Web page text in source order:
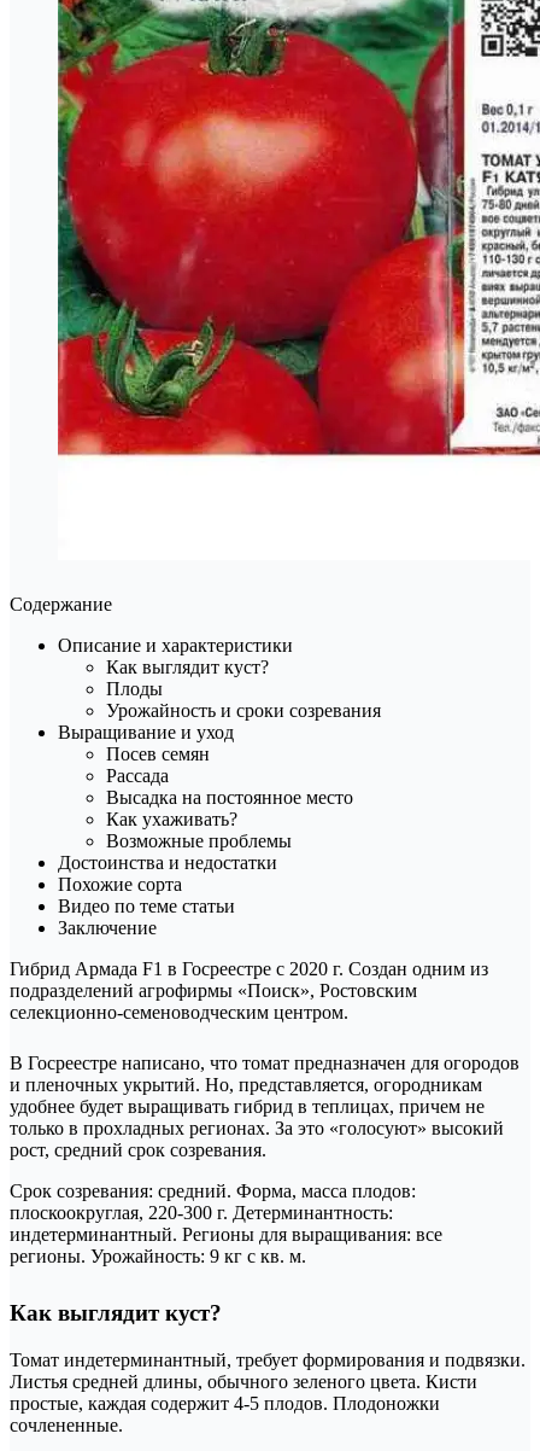
Содержание
Описание и характеристики
Как выглядит куст?
Плоды
Урожайность и сроки созревания
Выращивание и уход
Посев семян
Рассада
Высадка на постоянное место
Как ухаживать?
Возможные проблемы
Достоинства и недостатки
Похожие сорта
Видео по теме статьи
Заключение
Гибрид Армада F1 в Госреестре с 2020 г. Создан одним из
подразделений агрофирмы «Поиск», Ростовским
селекционно-семеноводческим центром.
В Госреестре написано, что томат предназначен для огородов
и пленочных укрытий. Но, представляется, огородникам
удобнее будет выращивать гибрид в теплицах, причем не
только в прохладных регионах. За это «голосуют» высокий
рост, средний срок созревания.
Срок созревания: средний. Форма, масса плодов:
плоскоокруглая, 220-300 г. Детерминантность:
индетерминантный. Регионы для выращивания: все
регионы. Урожайность: 9 кг с кв. м.
Как выглядит куст?
Томат индетерминантный, требует формирования и подвязки.
Листья средней длины, обычного зеленого цвета. Кисти
простые, каждая содержит 4-5 плодов. Плодоножки
сочлененные.